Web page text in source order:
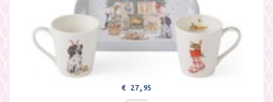
€ 27,95